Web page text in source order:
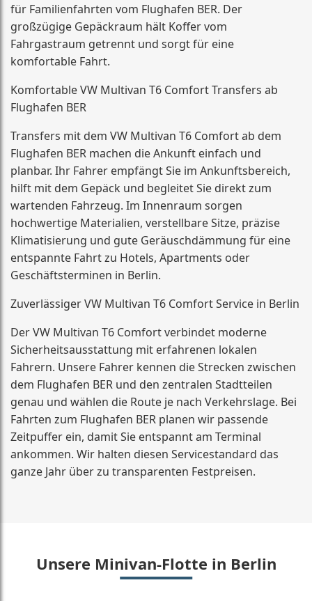
für Familienfahrten vom Flughafen BER. Der
großzügige Gepäckraum hält Koffer vom
Fahrgastraum getrennt und sorgt für eine
komfortable Fahrt.
Komfortable VW Multivan T6 Comfort Transfers ab
Flughafen BER
Transfers mit dem VW Multivan T6 Comfort ab dem
Flughafen BER machen die Ankunft einfach und
planbar. Ihr Fahrer empfängt Sie im Ankunftsbereich,
hilft mit dem Gepäck und begleitet Sie direkt zum
wartenden Fahrzeug. Im Innenraum sorgen
hochwertige Materialien, verstellbare Sitze, präzise
Klimatisierung und gute Geräuschdämmung für eine
entspannte Fahrt zu Hotels, Apartments oder
Geschäftsterminen in Berlin.
Zuverlässiger VW Multivan T6 Comfort Service in Berlin
Der VW Multivan T6 Comfort verbindet moderne
Sicherheitsausstattung mit erfahrenen lokalen
Fahrern. Unsere Fahrer kennen die Strecken zwischen
dem Flughafen BER und den zentralen Stadtteilen
genau und wählen die Route je nach Verkehrslage. Bei
Fahrten zum Flughafen BER planen wir passende
Zeitpuffer ein, damit Sie entspannt am Terminal
ankommen. Wir halten diesen Servicestandard das
ganze Jahr über zu transparenten Festpreisen.
Unsere Minivan-Flotte in Berlin